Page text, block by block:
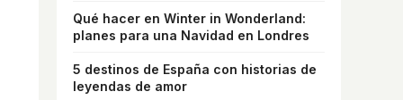
Qué hacer en Winter in Wonderland:
planes para una Navidad en Londres
5 destinos de España con historias de
leyendas de amor